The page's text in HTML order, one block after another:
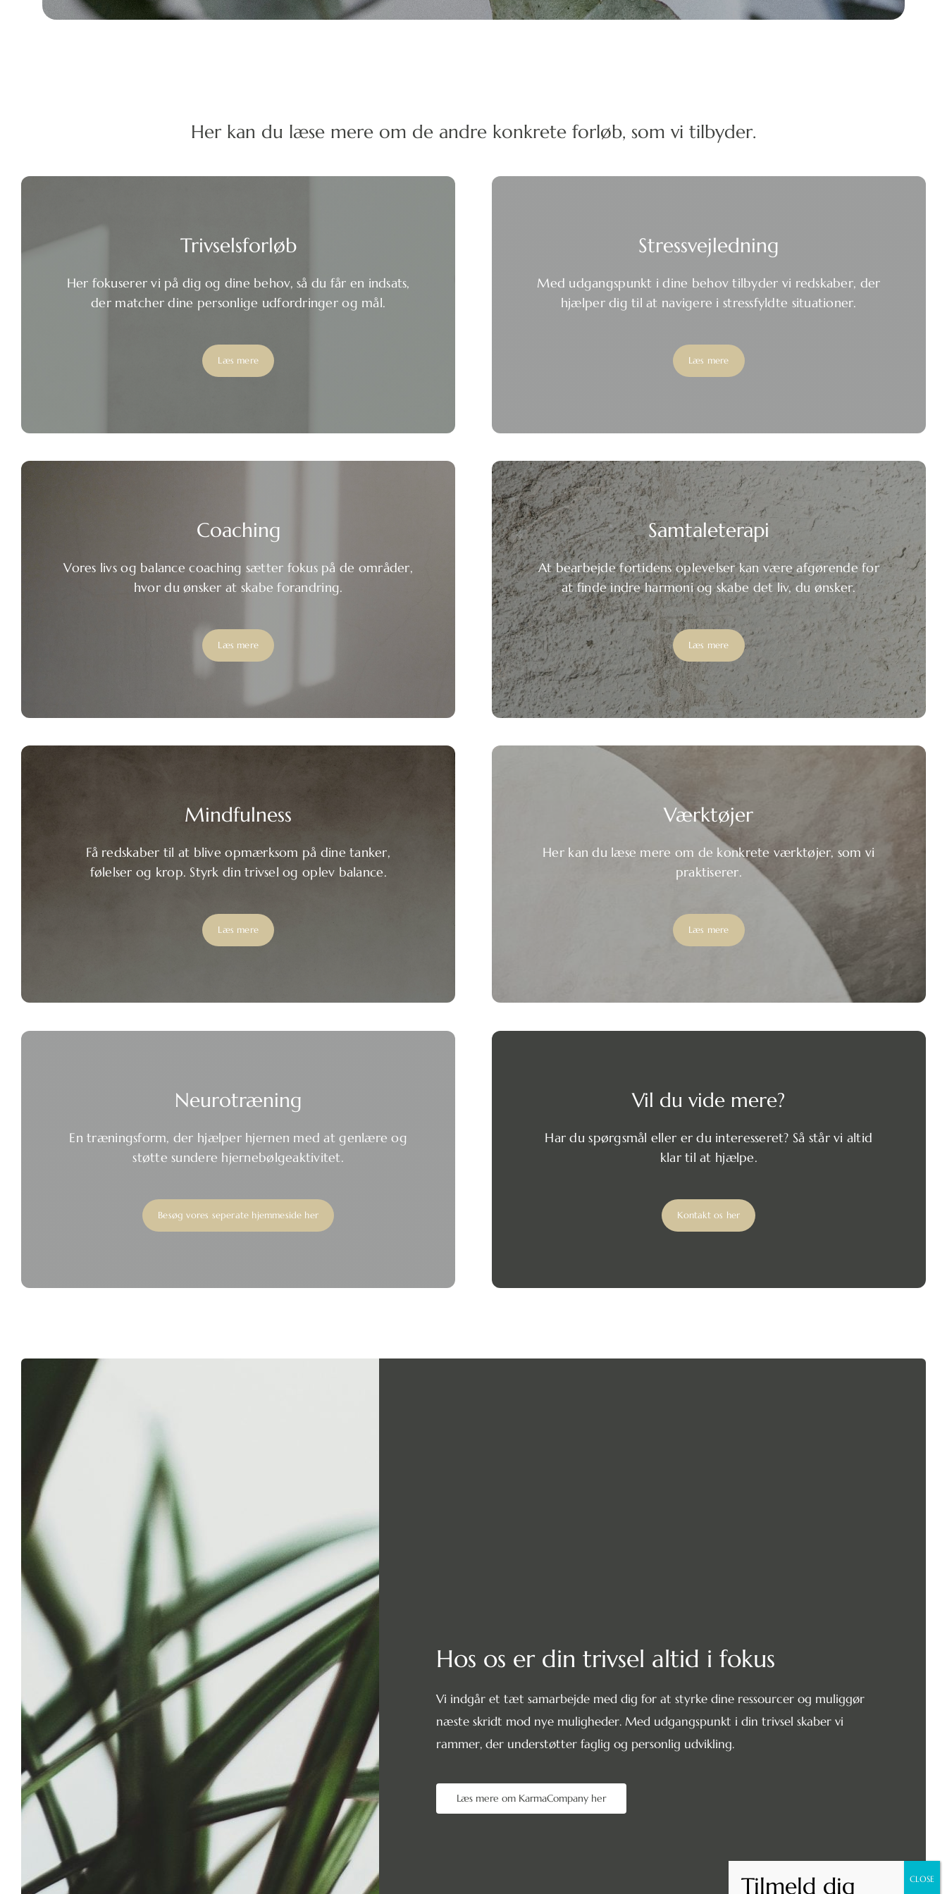
Her kan du læse mere om de andre konkrete forløb, som vi tilbyder.
Trivselsforløb
Her fokuserer vi på dig og dine behov, så du får en indsats,
der matcher dine personlige udfordringer og mål.
Læs mere
Stressvejledning
Med udgangspunkt i dine behov tilbyder vi redskaber, der
hjælper dig til at navigere i stressfyldte situationer.
Læs mere
Coaching
Vores livs og balance coaching sætter fokus på de områder,
hvor du ønsker at skabe forandring.
Læs mere
Samtaleterapi
At bearbejde fortidens oplevelser kan være afgørende for
at finde indre harmoni og skabe det liv, du ønsker.
Læs mere
Mindfulness
Få redskaber til at blive opmærksom på dine tanker,
følelser og krop. Styrk din trivsel og oplev balance.
Læs mere
Værktøjer
Her kan du læse mere om de konkrete værktøjer, som vi
praktiserer.
Læs mere
Neurotræning
En træningsform, der hjælper hjernen med at genlære og
støtte sundere hjernebølgeaktivitet.
Besøg vores seperate hjemmeside her
Vil du vide mere?
Har du spørgsmål eller er du interesseret? Så står vi altid
klar til at hjælpe.
Kontakt os her
Hos os er din trivsel altid i fokus
Vi indgår et tæt samarbejde med dig for at styrke dine ressourcer og muliggør
næste skridt mod nye muligheder. Med udgangspunkt i din trivsel skaber vi
rammer, der understøtter faglig og personlig udvikling.
Læs mere om KarmaCompany her